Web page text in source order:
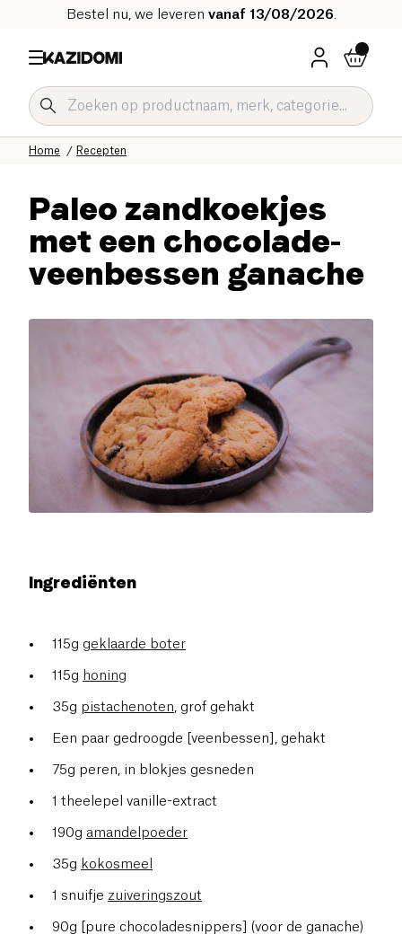
Bestel nu, we leveren vanaf 13/08/2026
Recepten
Home
Paleo zandkoekjes
met een chocolade-
veenbessen ganache
Ingrediënten
115g geklaarde boter
115g honing
35g pistachenoten , grof gehakt
Een paar gedroogde [veenbessen], gehakt
75g peren, in blokjes gesneden
1 theelepel vanille-extract
190g amandelpoeder
35g kokosmeel
1 snuifje zuiveringszout
90g [pure chocoladesnippers] (voor de ganache)